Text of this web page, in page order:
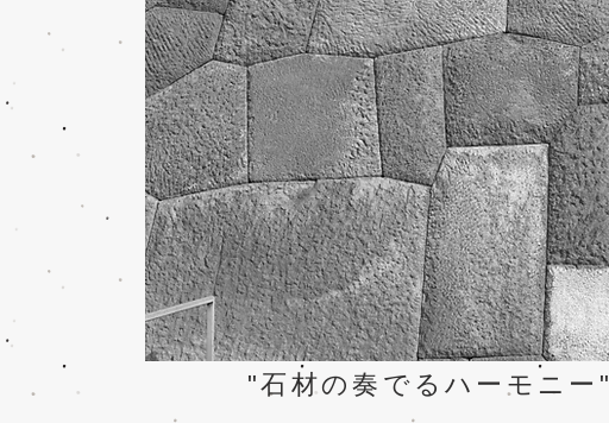
"石材の奏でるハーモニー"